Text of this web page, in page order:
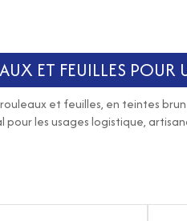
ET FEUILLES POUR
et feuilles, en teintes
les usages logistique,